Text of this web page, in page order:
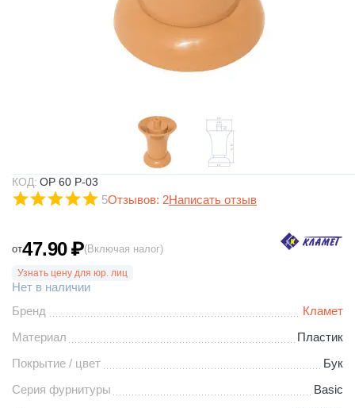
КОД: ОР 60 Р-03
5Отзывов: 2Написать отзыв
от47.90₽(Включая налог)
Узнать цену для юр. лиц
Нет в наличии
Бренд
Кламет
Материал
Пластик
Покрытие / цвет
Бук
Серия фурнитуры
Basic